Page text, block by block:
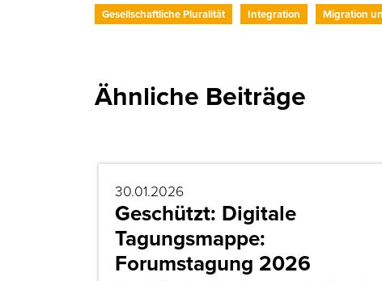
Gesellschaftliche Pluralität Integration Migration
Ähnliche Beiträge
30.01.2026
Geschützt: Digitale
Tagungsmappe:
Forumstagung 2026